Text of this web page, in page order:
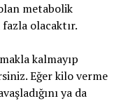
metabolik
fazla olacaktır.
kalmayıp
Eğer kilo verme
ya da